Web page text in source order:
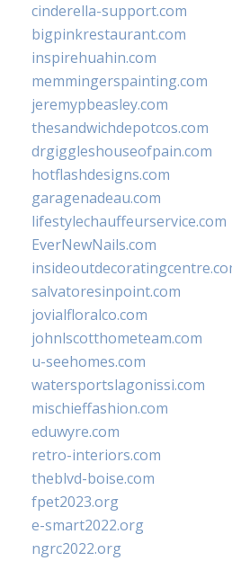
cinderella-support.com
bigpinkrestaurant.com
inspirehuahin.com
memmingerspainting.com
jeremypbeasley.com
thesandwichdepotcos.com
drgiggleshouseofpain.com
hotflashdesigns.com
garagenadeau.com
lifestylechauffeurservice.com
EverNewNails.com
salvatoresinpoint.com
jovialfloralco.com
johnlscotthometeam.com
u-seehomes.com
watersportslagonissi.com
mischieffashion.com
eduwyre.com
retro-interiors.com
theblvd-boise.com
fpet2023.org
e-smart2022.org
ngrc2022.org